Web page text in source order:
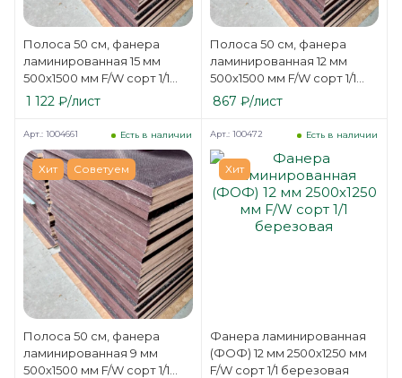
Полоса 50 см, фанера
ламинированная 15 мм
500х1500 мм F/W сорт 1/1
березовая
1 122 ₽/лист
Полоса 50 см, фанера
ламинированная 12 мм
500х1500 мм F/W сорт 1/1
березовая
867 ₽/лист
Хит Советуем
Полоса 50 см, фанера
ламинированная 9 мм
500х1500 мм F/W сорт 1/1
Есть в наличии
Арт.: 1004661
Хит
Фанера ламинированная
(ФОФ) 12 мм 2500х1250 мм
F/W сорт 1/1 березовая
Есть в наличии
Арт.: 100472